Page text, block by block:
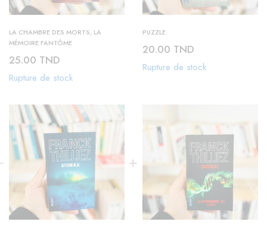
LA CHAMBRE DES MORTS, LA
MÉMOIRE FANTÔME
25.00 TND
Rupture de stock
PUZZLE
20.00 TND
Rupture de stock